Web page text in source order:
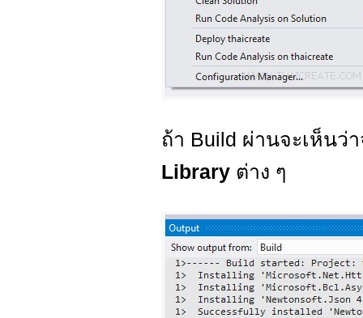
ถ้า Build ผ่านจะเห็นว่
Library ต่าง ๆ